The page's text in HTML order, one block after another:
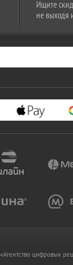
Ищите
не выходя
«Агентство